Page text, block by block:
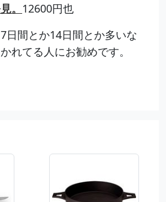
。 12600円也
日間とか14日間とか多いな
れてる人にお勧めです。